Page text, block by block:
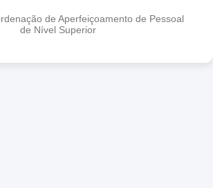
de Aperfeiçoamento de Pessoal
de Nível Superior